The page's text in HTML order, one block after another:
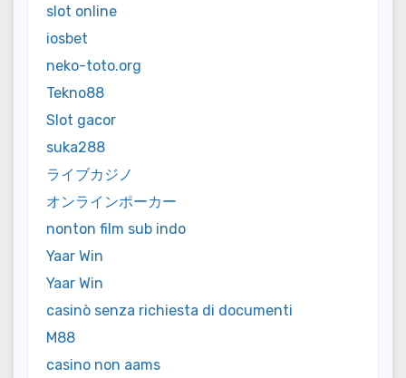
slot online
iosbet
neko-toto.org
Tekno88
Slot gacor
suka288
ライブカジノ
オンラインポーカー
nonton film sub indo
Yaar Win
Yaar Win
casinò senza richiesta di documenti
M88
casino non aams